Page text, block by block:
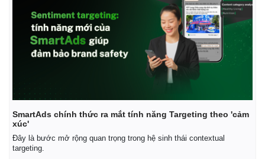
Quan sát
Cuộc sống đó đây
Hồ sơ
Video
E-Magazine
Infographic
SmartAds chính thức ra mắt tính năng Targeting theo 'cảm
xúc'
Đây là bước mở rộng quan trọng trong hệ sinh thái contextual
targeting.